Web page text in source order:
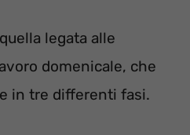
legata alle
domenicale, che
in tre differenti fasi.